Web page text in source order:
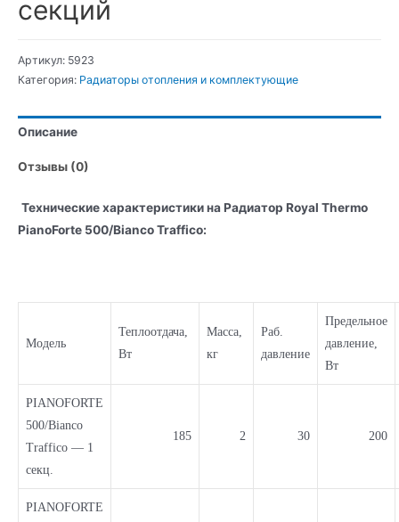
секций
Артикул: 5923
Категория: Радиаторы отопления и комплектующие
Описание
Отзывы (0)
Технические характеристики на Радиатор Royal Thermo
PianoForte 500/Bianco Traffico:
Модель
Теплоотдача,
Вт
Масса,
кг
Раб.
давление
Предельное
давление,
Вт
PIANOFORTE
500/Bianco
Traffico — 1
секц.
185 2 30 200
PIANOFORTE